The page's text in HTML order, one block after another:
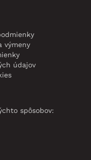
výmeny
údajov
spôsobov: